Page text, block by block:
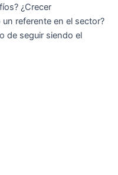
¿Crecer
referente en el sector?
de seguir siendo el